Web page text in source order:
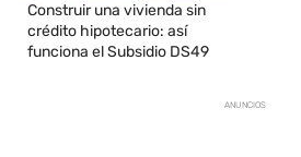
Construir una vivienda sin
crédito hipotecario: así
funciona el Subsidio DS49
ANUNCIOS